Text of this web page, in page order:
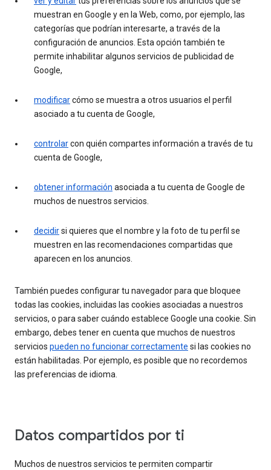
muestran en Google y en la Web, como, por ejemplo, las
categorías que podrían interesarte, a través de la
configuración de anuncios. Esta opción también te
permite inhabilitar algunos servicios de publicidad de
Google,
modificarcómo se muestra a otros usuarios el perfil
asociado a tu cuenta de Google,
controlarcon quién compartes información a través de tu
cuenta de Google,
obtener información asociada a tu cuenta de Google de
muchos de nuestros servicios.
decidirsi quieres que el nombre y la foto de tu perfil se
muestren en las recomendaciones compartidas que
aparecen en los anuncios.
También puedes configurar tu navegador para que bloquee
todas las cookies, incluidas las cookies asociadas a nuestros
servicios, o para saber cuándo establece Google una cookie. Sin
embargo, debes tener en cuenta que muchos de nuestros
servicios pueden no funcionar correctamente si las cookies no
están habilitadas. Por ejemplo, es posible que no recordemos
las preferencias de idioma.
Datos compartidos por ti
Muchos de nuestros servicios te permiten compartir